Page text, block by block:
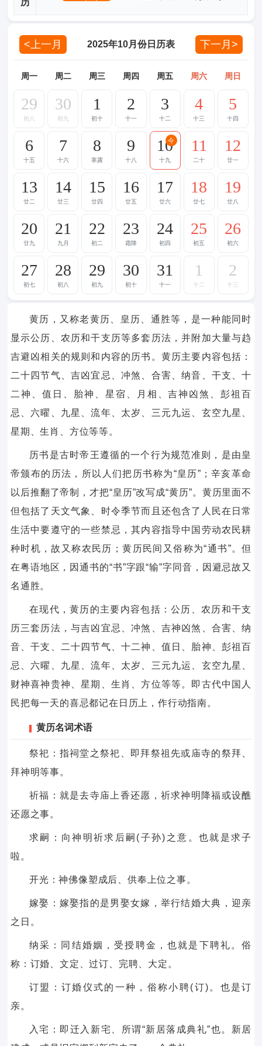
历
<上一月 2025年10月份日历表 下一月>
周一 周二 周三 周四 周五 周六 周日
29
初八
30
初九
1
初十
2
十一
3
十二
4
十三
5
十四
6
十五
7
十六
8
寒露
9
十八
10
十九
今 11
二十
12
廿一
13
廿二
14
廿三
15
廿四
16
廿五
17
廿六
18
廿七
19
廿八
20
廿九
21
九月
22
初二
23
霜降
24
初四
25
初五
26
初六
27
初七
28
初八
29
初九
30
初十
31
十一
1
十二
2
十三
黄历，又称老黄历、皇历、通胜等，是一种能同时
显示公历、农历和干支历等多套历法，并附加大量与趋
吉避凶相关的规则和内容的历书。黄历主要内容包括：
二十四节气、吉凶宜忌、冲煞、合害、纳音、干支、十
二神、值日、胎神、星宿、月相、吉神凶煞、彭祖百
忌、六曜、九星、流年、太岁、三元九运、玄空九星、
星期、生肖、方位等等。
历书是古时帝王遵循的一个行为规范准则，是由皇
帝颁布的历法，所以人们把历书称为“皇历”；辛亥革命
以后推翻了帝制，才把“皇历”改写成“黄历”。黄历里面不
但包括了天文气象、时令季节而且还包含了人民在日常
生活中要遵守的一些禁忌，其内容指导中国劳动农民耕
种时机，故又称农民历；黄历民间又俗称为“通书”。但
在粤语地区，因通书的“书”字跟“输”字同音，因避忌故又
名通胜。
在现代，黄历的主要内容包括：公历、农历和干支
历三套历法，与吉凶宜忌、冲煞、吉神凶煞、合害、纳
音、干支、二十四节气、十二神、值日、胎神、彭祖百
忌、六曜、九星、流年、太岁、三元九运、玄空九星、
财神喜神贵神、星期、生肖、方位等等。即古代中国人
民把每一天的喜忌都记在日历上，作行动指南。
黄历名词术语
祭祀：指祠堂之祭祀、即拜祭祖先或庙寺的祭拜、
拜神明等事。
祈福：就是去寺庙上香还愿，祈求神明降福或设醮
还愿之事。
求嗣：向神明祈求后嗣(子孙)之意。也就是求子
啦。
开光：神佛像塑成后、供奉上位之事。
嫁娶：嫁娶指的是男娶女嫁，举行结婚大典，迎亲
之日。
纳采：同结婚姻，受授聘金，也就是下聘礼。俗
称：订婚、文定、过订、完聘、大定。
订盟：订婚仪式的一种，俗称小聘(订)。也是订
亲。
入宅：即迁入新宅、所谓“新居落成典礼”也。新居